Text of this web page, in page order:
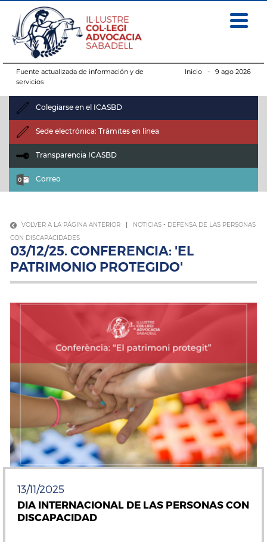
Fuente actualizada de información y de
servicios
Inicio- 9 ago 2026
Colegiarse en el ICASBD
Sede electrónica: Trámites en línea
Transparencia ICASBD
Correo
VOLVER A LA PÁGINA ANTERIOR | NOTICIAS - DEFENSA DE LAS PERSONAS
CON DISCAPACIDADES
03/12/25. CONFERENCIA: 'EL
PATRIMONIO PROTEGIDO'
13/11/2025
DIA INTERNACIONAL DE LAS PERSONAS CON
DISCAPACIDAD